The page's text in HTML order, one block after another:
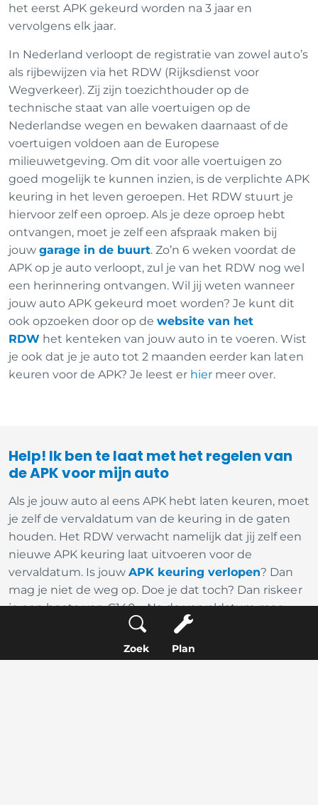
Zoek Plan
het eerst APK gekeurd worden na 3 jaar en
vervolgens elk jaar.
In Nederland verloopt de registratie van zowel auto’s
als rijbewijzen via het RDW (Rijksdienst voor
Wegverkeer). Zij zijn toezichthouder op de
technische staat van alle voertuigen op de
Nederlandse wegen en bewaken daarnaast of de
voertuigen voldoen aan de Europese
milieuwetgeving. Om dit voor alle voertuigen zo
goed mogelijk te kunnen inzien, is de verplichte APK
keuring in het leven geroepen. Het RDW stuurt je
hiervoor zelf een oproep. Als je deze oproep hebt
ontvangen, moet je zelf een afspraak maken bij
jouwgarage in de buurt. Zo’n 6 weken voordat de
APK op je auto verloopt, zul je van het RDW nog wel
een herinnering ontvangen. Wil jij weten wanneer
jouw auto APK gekeurd moet worden? Je kunt dit
ook opzoeken door op dewebsite van het
RDW het kenteken van jouw auto in te voeren. Wist
je ook dat je je auto tot 2 maanden eerder kan laten
keuren voor de APK? Je leest er hier meer over.
Help! Ik ben te laat met het regelen van
de APK voor mijn auto
Als je jouw auto al eens APK hebt laten keuren, moet
je zelf de vervaldatum van de keuring in de gaten
houden. Het RDW verwacht namelijk dat jij zelf een
nieuwe APK keuring laat uitvoeren voor de
vervaldatum. Is jouwAPK keuring verlopen? Dan
mag je niet de weg op. Doe je dat toch? Dan riskeer
je een boete van €140,-. Na de vervaldatum mag
jouw auto wel nog 2 maanden stilstaan op de
openbare weg, zodat jij de tijd hebt om alsnog de
APK te regelen. Het ritje naar de garage geldt hierbij